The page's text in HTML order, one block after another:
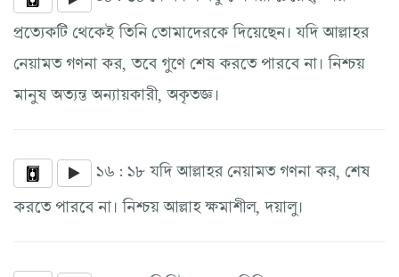
প্রত্যেকটি থেকেই তিনি তোমাদেরকে দিয়েছেন। যদি আল্লাহর
নেয়ামত গণনা কর, তবে গুণে শেষ করতে পারবে না। নিশ্চয়
মানুষ অত্যন্ত অন্যায়কারী, অকৃতজ্ঞ।
১৬ : ১৮ যদি আল্লাহর নেয়ামত গণনা কর, শেষ
করতে পারবে না। নিশ্চয় আল্লাহ ক্ষমাশীল, দয়ালু।